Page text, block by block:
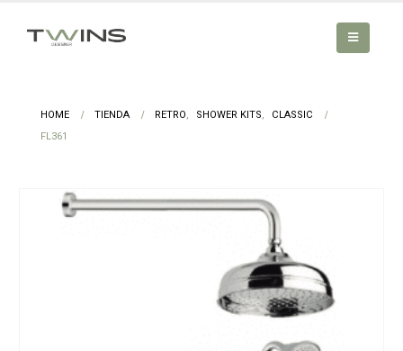
HOME TIENDA RETRO, SHOWER KITS,
CLASSIC
FL361